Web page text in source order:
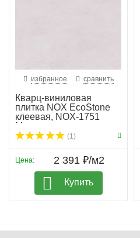
избранное сравнить
Кварц-виниловая
плитка NOX EcoStone
клеевая, NOX-1751
Мон...
(1)
Цена: 2 391 ₽/м2
Купить